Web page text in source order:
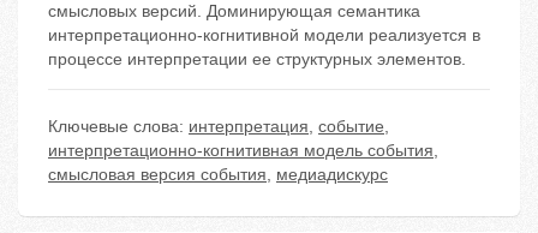
смысловых версий. Доминирующая семантика
интерпретационно-когнитивной модели реализуется в
процессе интерпретации ее структурных элементов.
Ключевые слова: интерпретация, событие,
интерпретационно-когнитивная модель события,
смысловая версия события, медиадискурс